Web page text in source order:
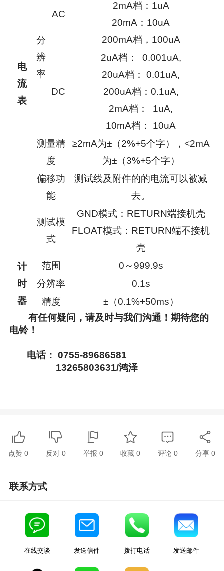
电
流
表
分
辨
率
AC
2mA档：1uA
20mA：10uA
200mA档，100uA
DC
2uA档： 0.001uA,
20uA档： 0.01uA,
200uA档：0.1uA,
2mA档： 1uA,
10mA档： 10uA
测量精
度
≥2mA为±（2%+5个字），<2mA
为±（3%+5个字）
偏移功
能
测试线及附件的的电流可以被减
去。
测试模
式
GND模式：RETURN端接机壳
FLOAT模式：RETURN端不接机
壳
计
时
器
范围
0～999.9s
分辨率
0.1s
精度
±（0.1%+50ms）
有任何疑问，请及时与我们沟通！期待您的
电铃！
电话： 0755-89686581
13265803631/鸿泽
点赞0 反对 0 举报 0 收藏 0 评论 0 分享 0
联系方式
在线交谈 发送信件 拨打电话 发送邮件